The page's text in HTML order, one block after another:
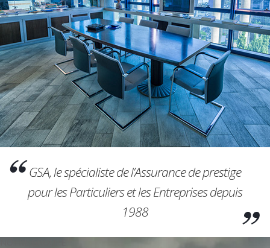
GSA, le spécialiste de l’Assurance de prestige
pour les Particuliers et les Entreprises depuis
1988